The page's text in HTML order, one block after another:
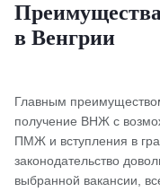
в Венгрии
Главным
получение ВНЖ с
ПМЖ и вступления в
законодательство
выбранной вакансии,